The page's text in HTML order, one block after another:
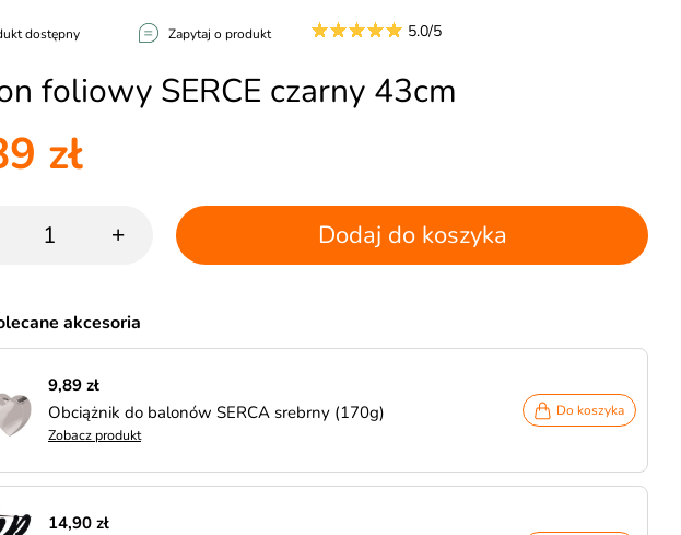
foliowy SERCE czarny 43cm
dostępny Zapytaj o produkt 5.0/5
zł
+ Dodaj do koszyka
akcesoria
9,89 zł
Obciążnik do balonów SERCA srebrny (170g)
Zobacz produkt
Do koszyka
14,90 zł